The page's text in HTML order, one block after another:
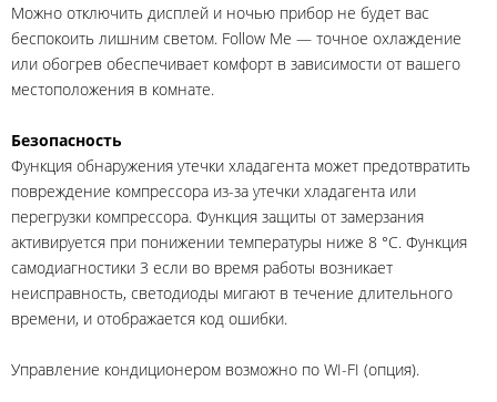
Можно отключить дисплей и ночью прибор не будет вас
беспокоить лишним светом. Follow Me — точное охлаждение
или обогрев обеспечивает комфорт в зависимости от вашего
местоположения в комнате.
Безопасность
Функция обнаружения утечки хладагента может предотвратить
повреждение компрессора из-за утечки хладагента или
перегрузки компрессора. Функция защиты от замерзания
активируется при понижении температуры ниже 8 °C. Функция
самодиагностики 3 если во время работы возникает
неисправность, светодиоды мигают в течение длительного
времени, и отображается код ошибки.
Управление кондиционером возможно по WI-FI (опция).